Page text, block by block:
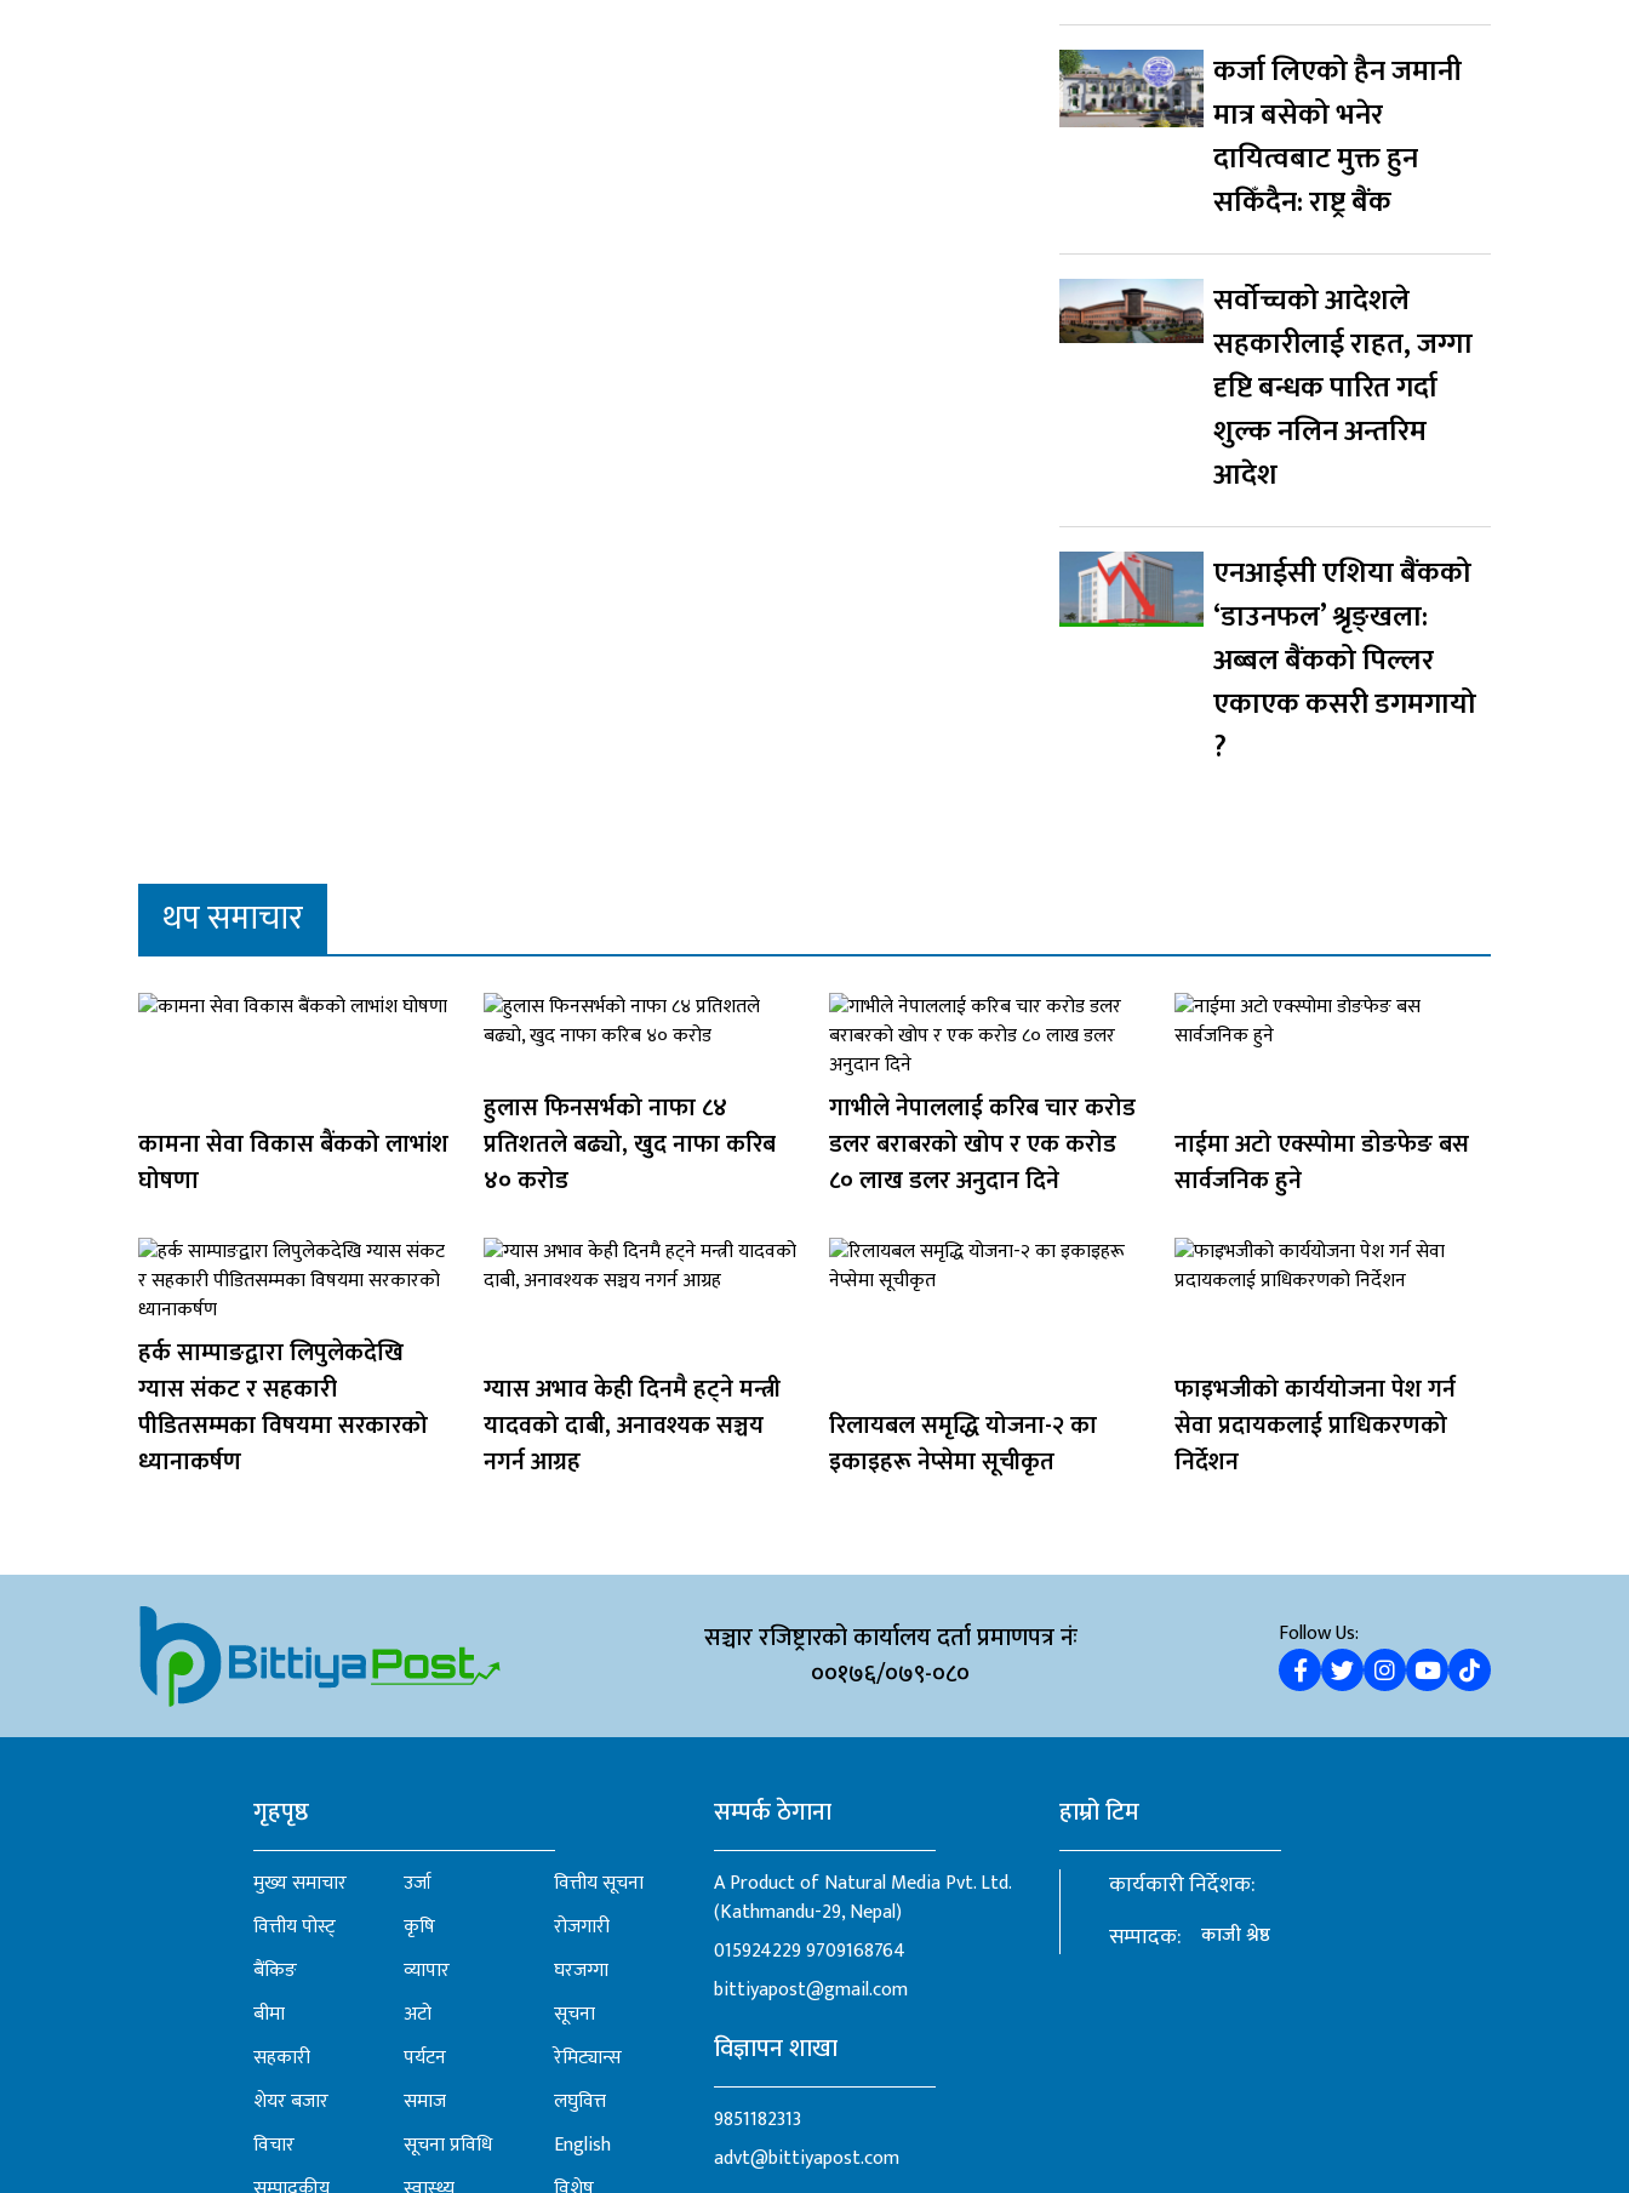
कर्जा लिएको हैन जमानी
मात्र बसेको भनेर
दायित्वबाट मुक्त हुन
सकिँदैन: राष्ट्र बैंक
सर्वोच्चको आदेशले
सहकारीलाई राहत, जग्गा
दृष्टि बन्धक पारित गर्दा
शुल्क नलिन अन्तरिम
आदेश
एनआईसी एशिया बैंकको
‘डाउनफल’ श्रृङ्खला:
अब्बल बैंकको पिल्लर
एकाएक कसरी डगमगायो
?
थप समाचार
कामना सेवा विकास बैंकको लाभांश
घोषणा
हुलास फिनसर्भको नाफा ८४
प्रतिशतले बढ्यो, खुद नाफा करिब
४० करोड
गाभीले नेपाललाई करिब चार करोड
डलर बराबरको खोप र एक करोड
८० लाख डलर अनुदान दिने
नाईमा अटो एक्स्पोमा डोङफेङ बस
सार्वजनिक हुने
हर्क साम्पाङद्वारा लिपुलेकदेखि
ग्यास संकट र सहकारी
पीडितसम्मका विषयमा सरकारको
ध्यानाकर्षण
ग्यास अभाव केही दिनमै हट्ने मन्त्री
यादवको दाबी, अनावश्यक सञ्चय
नगर्न आग्रह
रिलायबल समृद्धि योजना-२ का
इकाइहरू नेप्सेमा सूचीकृत
फाइभजीको कार्ययोजना पेश गर्न
सेवा प्रदायकलाई प्राधिकरणको
निर्देशन
सञ्चार रजिष्ट्रारको कार्यालय दर्ता प्रमाणपत्र नंः
००१७६/०७९-०८०
Follow Us:
गृहपृष्ठ
मुख्य समाचार
वित्तीय पोस्ट्
बैंकिङ
बीमा
सहकारी
शेयर बजार
विचार
उर्जा
कृषि
व्यापार
अटो
पर्यटन
समाज
सूचना प्रविधि
वित्तीय सूचना
रोजगारी
घरजग्गा
सूचना
रेमिट्यान्स
लघुवित्त
English
सम्पर्क ठेगाना
A Product of Natural Media Pvt. Ltd.
(Kathmandu-29, Nepal)
0159242299709168764
bittiyapost@gmail.com
विज्ञापन शाखा
9851182313
advt@bittiyapost.com
हाम्रो टिम
कार्यकारी निर्देशक:
सम्पादक:
काजी श्रेष्ठ